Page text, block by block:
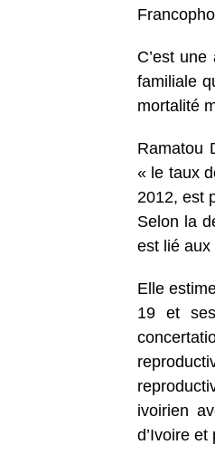
C’est
familiale
mortalité
Ramatou
« le taux
2012, est
Selon la
est lié
Elle
19 et
ivoirien
d’Ivoire